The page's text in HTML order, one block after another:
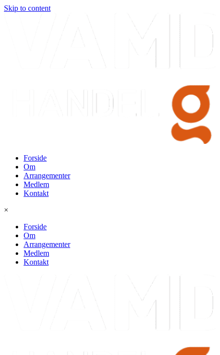
Skip to content
Forside
Om
Arrangementer
Medlem
Kontakt
×
Forside
Om
Arrangementer
Medlem
Kontakt